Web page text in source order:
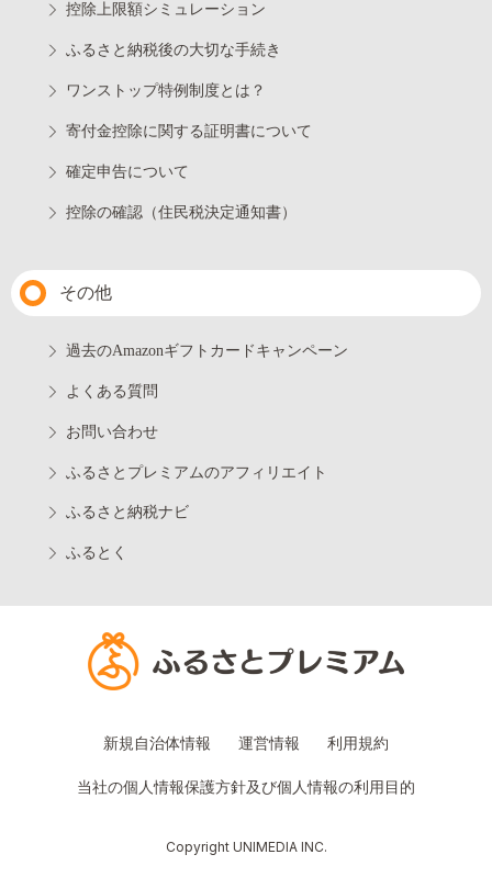
控除上限額シミュレーション
ふるさと納税後の大切な手続き
ワンストップ特例制度とは？
寄付金控除に関する証明書について
確定申告について
控除の確認（住民税決定通知書）
その他
過去のAmazonギフトカードキャンペーン
よくある質問
お問い合わせ
ふるさとプレミアムのアフィリエイト
ふるさと納税ナビ
ふるとく
新規自治体情報 運営情報 利用規約
当社の個人情報保護方針及び個人情報の利用目的
Copyright UNIMEDIA INC.